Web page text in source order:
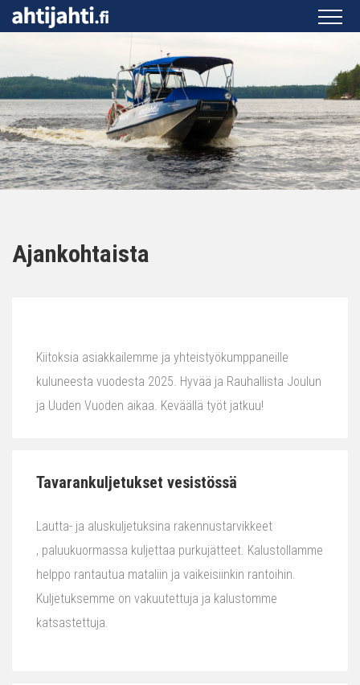
Ajankohtaista
Kiitoksia asiakkailemme ja yhteistyökumppaneille
kuluneesta vuodesta 2025. Hyvää ja Rauhallista Joulun
ja Uuden Vuoden aikaa. Keväällä työt jatkuu!
Tavarankuljetukset vesistössä
Lautta- ja aluskuljetuksina rakennustarvikkeet
, paluukuormassa kuljettaa purkujätteet. Kalustollamme
helppo rantautua mataliin ja vaikeisiinkin rantoihin.
Kuljetuksemme on vakuutettuja ja kalustomme
katsastettuja.